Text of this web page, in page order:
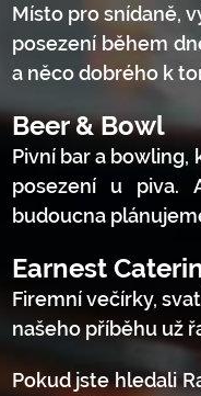
Místo pro snídaně,
posezení během
a něco dobrého k
Beer & Bowl
Pivní bar a bowling,
posezení u piva.
budoucna
Earnest
Firemní večírky,
našeho příběhu už
Pokud jste hledali